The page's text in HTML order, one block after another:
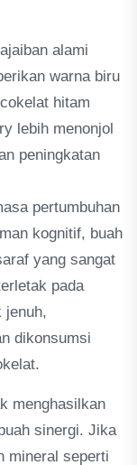
alami
warna biru
hitam
lebih menonjol
peningkatan
pertumbuhan
kognitif, buah
yang sangat
pada
jenuh,
dikonsumsi
menghasilkan
sinergi. Jika
mineral seperti